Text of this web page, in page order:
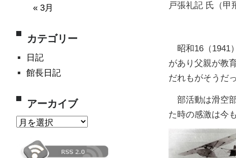
« 3月
カテゴリー
日記
館長日記
アーカイブ
ア
カ
戸張礼記 氏（甲
昭和16（1941
があり父親が教
だれもがそうだ
部活動は滑空
た時の感激は今